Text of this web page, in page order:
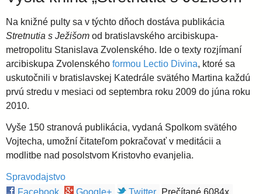
s
l
a
v
s
k
n
i
e
Na knižné pulty sa v týchto dňoch dostáva publikácia
Stretnutia s Ježišom od bratislavského arcibiskupa-
metropolitu Stanislava Zvolenského. Ide o texty rozjímaní
arcibiskupa Zvolenského formou Lectio Divina, ktoré sa
uskutočnili v bratislavskej Katedrále svätého Martina každú
prvú stredu v mesiaci od septembra roku 2009 do júna roku
2010.
Vyše 150 stranová publikácia, vydaná Spolkom svätého
Vojtecha, umožní čitateľom pokračovať v meditácii a
modlitbe nad posolstvom Kristovho evanjelia.
Spravodajstvo
Facebook
Google+ Twitter
Prečítané 6084x